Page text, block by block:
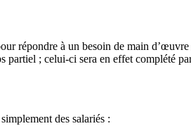
répondre à un besoin de main
partiel ; celui-ci sera en effet complété
des salariés :